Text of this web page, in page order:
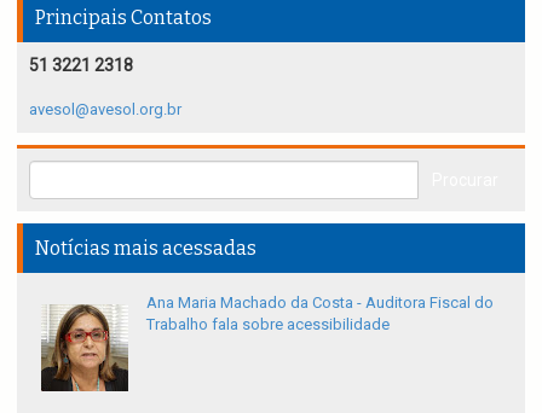
Principais Contatos
51 3221 2318
avesol@avesol.org.br
Notícias mais acessadas
Ana Maria Machado da Costa - Auditora Fiscal do
Trabalho fala sobre acessibilidade